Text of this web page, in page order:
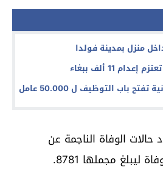
11 ألف ببغاء
باب التوظيف ل 50.000 عامل
حالات الوفاة الناجمة عن